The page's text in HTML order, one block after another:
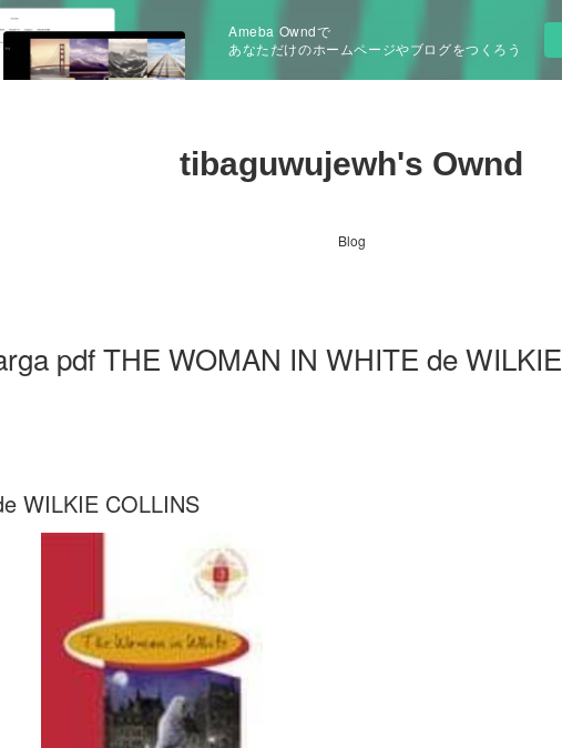
Ameba Owndで
あなただけのホームページやブログをつくろう
tibaguwujewh's Ownd
Blog
pdf THE WOMAN IN WHITE de WILKIE
WILKIE COLLINS